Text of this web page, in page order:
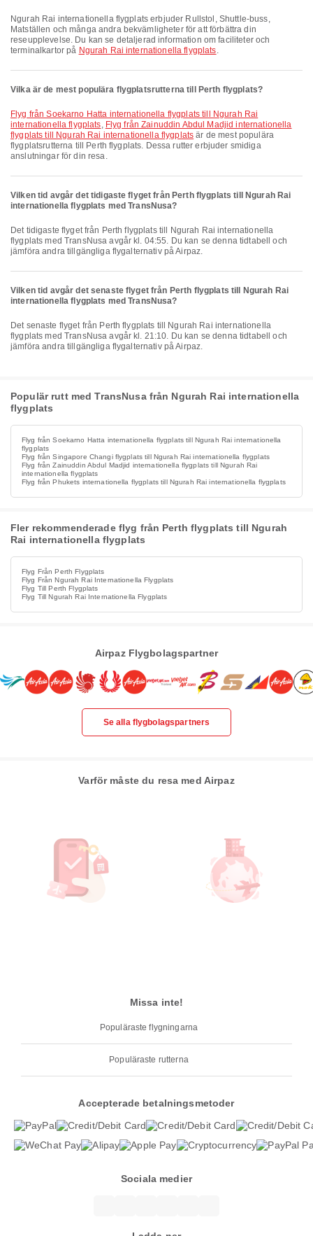
Ngurah Rai internationella flygplats erbjuder Rullstol, Shuttle-buss,
Matställen och många andra bekvämligheter för att förbättra din
reseupplevelse. Du kan se detaljerad information om faciliteter och
terminalkartor på Ngurah Rai internationella flygplats.
Vilka är de mest populära flygplatsrutterna till Perth flygplats?
Flyg från Soekarno Hatta internationella flygplats till Ngurah Rai
internationella flygplats, Flyg från Zainuddin Abdul Madjid internationella
flygplats till Ngurah Rai internationella flygplats är de mest populära
flygplatsrutterna till Perth flygplats. Dessa rutter erbjuder smidiga
anslutningar för din resa.
Vilken tid avgår det tidigaste flyget från Perth flygplats till Ngurah Rai
internationella flygplats med TransNusa?
Det tidigaste flyget från Perth flygplats till Ngurah Rai internationella
flygplats med TransNusa avgår kl. 04:55. Du kan se denna tidtabell och
jämföra andra tillgängliga flygalternativ på Airpaz.
Vilken tid avgår det senaste flyget från Perth flygplats till Ngurah Rai
internationella flygplats med TransNusa?
Det senaste flyget från Perth flygplats till Ngurah Rai internationella
flygplats med TransNusa avgår kl. 21:10. Du kan se denna tidtabell och
jämföra andra tillgängliga flygalternativ på Airpaz.
Populär rutt med TransNusa från Ngurah Rai internationella
flygplats
Flyg från Soekarno Hatta internationella flygplats till Ngurah Rai internationella
flygplats
Flyg från Singapore Changi flygplats till Ngurah Rai internationella flygplats
Flyg från Zainuddin Abdul Madjid internationella flygplats till Ngurah Rai
internationella flygplats
Flyg från Phukets internationella flygplats till Ngurah Rai internationella flygplats
Fler rekommenderade flyg från Perth flygplats till Ngurah
Rai internationella flygplats
Flyg Från Perth Flygplats
Flyg Från Ngurah Rai Internationella Flygplats
Flyg Till Perth Flygplats
Flyg Till Ngurah Rai Internationella Flygplats
Airpaz Flygbolagspartner
Se alla flygbolagspartners
Varför måste du resa med Airpaz
Missa inte!
Populäraste flygningarna
Populäraste rutterna
Accepterade betalningsmetoder
Sociala medier